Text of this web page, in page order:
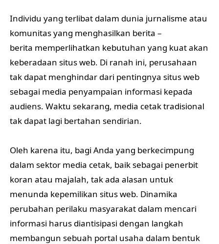
Individu yang terlibat dalam dunia jurnalisme atau
komunitas yang menghasilkan berita –
berita memperlihatkan kebutuhan yang kuat akan
keberadaan situs web. Di ranah ini, perusahaan
tak dapat menghindar dari pentingnya situs web
sebagai media penyampaian informasi kepada
audiens. Waktu sekarang, media cetak tradisional
tak dapat lagi bertahan sendirian.
Oleh karena itu, bagi Anda yang berkecimpung
dalam sektor media cetak, baik sebagai penerbit
koran atau majalah, tak ada alasan untuk
menunda kepemilikan situs web. Dinamika
perubahan perilaku masyarakat dalam mencari
informasi harus diantisipasi dengan langkah
membangun sebuah portal usaha dalam bentuk